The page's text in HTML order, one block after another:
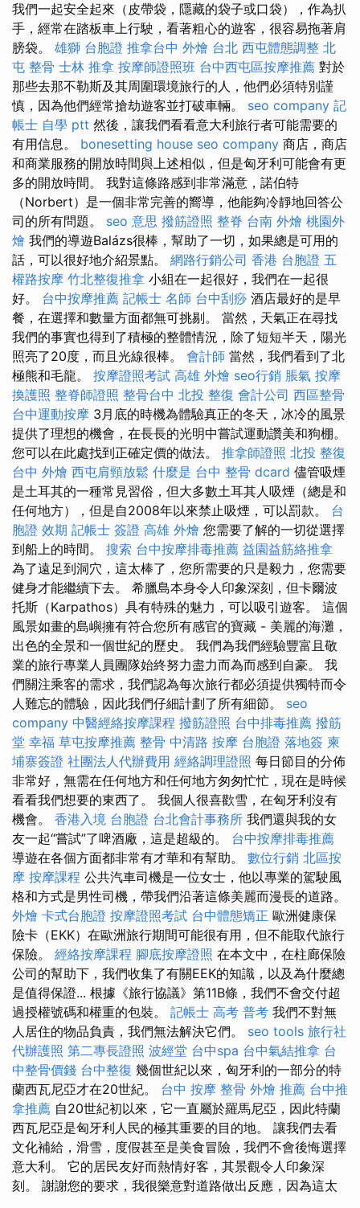
我們一起安全起來（皮帶袋，隱藏的袋子或口袋），作為扒
手，經常在踏板車上行駛，看著粗心的遊客，很容易拖著肩
膀袋。 雄獅 台胞證 推拿台中 外燴 台北 西屯體態調整 北
屯 整骨 士林 推拿 按摩師證照班 台中西屯區按摩推薦 對於
那些去那不勒斯及其周圍環境旅行的人，他們必須特別謹
慎，因為他們經常搶劫遊客並打破車輛。 seo company 記
帳士 自學 ptt 然後，讓我們看看意大利旅行者可能需要的
有用信息。 bonesetting house seo company 商店，商店
和商業服務的開放時間與上述相似，但是匈牙利可能會有更
多的開放時間。 我對這條路感到非常滿意，諾伯特
（Norbert）是一個非常完善的嚮導，他能夠冷靜地回答公
司的所有問題。 seo 意思 撥筋證照 整脊 台南 外燴 桃園外
燴 我們的導遊Balázs很棒，幫助了一切，如果總是可用的
話，可以很好地介紹景點。 網路行銷公司 香港 台胞證 五
權路按摩 竹北整復推拿 小組在一起很好，我們在一起很
好。 台中按摩推薦 記帳士 名師 台中刮痧 酒店最好的是早
餐，在選擇和數量方面都無可挑剔。 當然，天氣正在尋找
我們的事實也得到了積極的整體情況，除了短短半天，陽光
照亮了20度，而且光線很棒。 會計師 當然，我們看到了北
極熊和毛龍。 按摩證照考試 高雄 外燴 seo行銷 脹氣 按摩
換護照 整脊師證照 整骨台中 北投 整復 會計公司 西區整骨
台中運動按摩 3月底的時機為體驗真正的冬天，冰冷的風景
提供了理想的機會，在長長的光明中嘗試運動讚美和狗棚。
您可以在此處找到正確定價的做法。 推拿師證照 北投 整復
台中 外燴 西屯肩頸放鬆 什麼是 台中 整骨 dcard 儘管吸煙
是土耳其的一種常見習俗，但大多數土耳其人吸煙（總是和
任何地方），但是自2008年以來禁止吸煙，可以罰款。 台
胞證 效期 記帳士 簽證 高雄 外燴 您需要了解的一切從選擇
到船上的時間。 搜索 台中按摩排毒推薦 益園益筋絡推拿
為了遠足到洞穴，這太棒了，您所需要的只是毅力，您需要
健身才能繼續下去。 希臘島本身令人印象深刻，但卡爾波
托斯（Karpathos）具有特殊的魅力，可以吸引遊客。 這個
風景如畫的島嶼擁有符合您所有感官的寶藏 - 美麗的海灘，
出色的全景和一個世紀的歷史。 我們為我們經驗豐富且敬
業的旅行專業人員團隊始終努力盡力而為而感到自豪。 我
們關注乘客的需求，我們認為每次旅行都必須提供獨特而令
人難忘的體驗，因此我們仔細計劃了所有細節。 seo
company 中醫經絡按摩課程 撥筋證照 台中排毒推薦 撥筋
堂 幸福 草屯按摩推薦 整骨 中清路 按摩 台胞證 落地簽 柬
埔寨簽證 社團法人代辦費用 經絡調理證照 每日節目的分佈
非常好，無需在任何地方和任何地方匆匆忙忙，現在是時候
看看我們想要的東西了。 我個人很喜歡雪，在匈牙利沒有
機會。 香港入境 台胞證 台北會計事務所 我們還與我的女
友一起“嘗試”了啤酒廠，這是超級的。 台中按摩排毒推薦
導遊在各個方面都非常有才華和有幫助。 數位行銷 北區按
摩 按摩課程 公共汽車司機是一位女士，他以專業的駕駛風
格和方式是男性司機，帶我們沿著這條美麗而漫長的道路。
外燴 卡式台胞證 按摩證照考試 台中體態矯正 歐洲健康保
險卡（EKK）在歐洲旅行期間可能很有用，但不能取代旅行
保險。 經絡按摩課程 腳底按摩證照 在本文中，在柱廊保險
公司的幫助下，我們收集了有關EEK的知識，以及為什麼總
是值得保證... 根據《旅行協議》第11B條，我們不會交付超
過授權號碼和權重的包裝。 記帳士 高考 普考 我們不對無
人居住的物品負責，我們無法解決它們。 seo tools 旅行社
代辦護照 第二專長證照 波經堂 台中spa 台中氣結推拿 台
中整骨價錢 台中整復 幾個世紀以來，匈牙利的一部分的特
蘭西瓦尼亞才在20世紀。 台中 按摩 整骨 外燴 推薦 台中推
拿推薦 自20世紀初以來，它一直屬於羅馬尼亞，因此特蘭
西瓦尼亞是匈牙利人民的極其重要的目的地。 讓我們去看
文化補給，滑雪，度假甚至是美食冒險，我們不會後悔選擇
意大利。 它的居民友好而熱情好客，其景觀令人印象深
刻。 謝謝您的要求，我很樂意對道路做出反應，因為這太